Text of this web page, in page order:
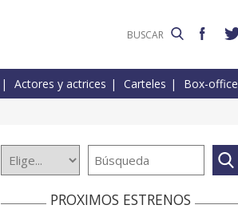
Actores y actrices Carteles Box-office
PROXIMOS ESTRENOS